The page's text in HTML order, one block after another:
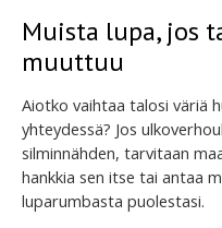
Muista lupa, jos
muuttuu
Aiotko vaihtaa talosi väriä
yhteydessä? Jos
silminnähden, tarvitaan
hankkia sen itse tai antaa
luparumbasta puolestasi.